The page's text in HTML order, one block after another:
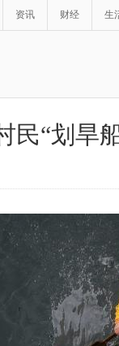
资讯 财经 生
民“划旱